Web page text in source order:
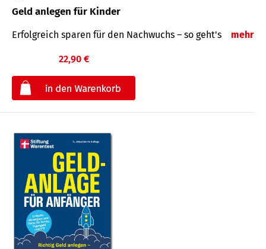
Geld anlegen für Kinder
Erfolgreich sparen für den Nachwuchs – so geht's mehr
22,90 €